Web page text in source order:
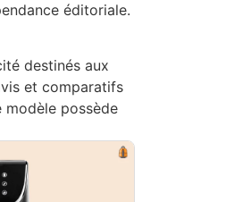
éditoriale.
destinés aux
et comparatifs
possède